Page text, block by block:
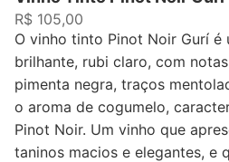
R$ 105,00
O vinho tinto Pinot Noir Gurí é
brilhante, rubi claro, com
pimenta negra, traços
o aroma de cogumelo,
Pinot Noir. Um vinho que
taninos macios e elegantes, e